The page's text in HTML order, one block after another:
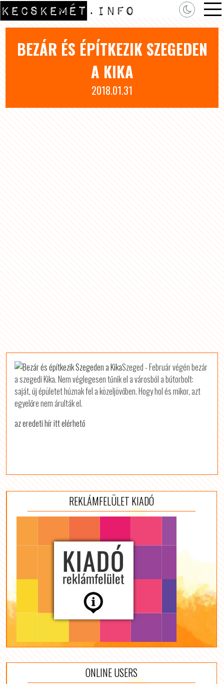
BEZÁR ÉS ÉPÍTKEZIK SZEGEDEN
A KIKA
2018.01.31
Szeged - Február végén bezár
a szegedi Kika. Nem véglegesen tűnik el a városból a bútorbolt:
saját, új épületet húznak fel a közeljövőben. Hogy hol és mikor, azt
egyelőre nem árulták el.
az eredeti hír itt elérhető
REKLÁMFELÜLET KIADÓ
ONLINE USERS